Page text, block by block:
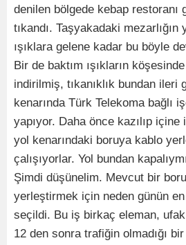
denilen bölgede kebap restoranı
tıkandı. Taşyakadaki mezarlığın
ışıklara gelene kadar bu böyle
Bir de baktım ışıkların
indirilmiş, tıkanıklık bundan ileri
kenarında Türk Telekoma bağlı
yapıyor. Daha önce kazılıp
yol kenarındaki boruya kablo
çalışıyorlar. Yol bundan
Şimdi düşünelim. Mevcut bir
yerleştirmek için neden günün
seçildi. Bu iş birkaç eleman,
12 den sonra trafiğin olmadığı